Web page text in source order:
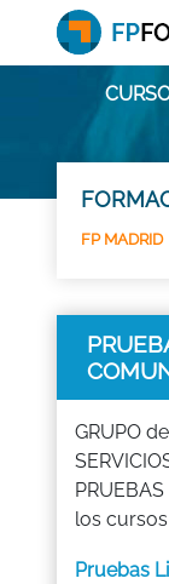
FP MADRID
GRUPO
los
Pruebas